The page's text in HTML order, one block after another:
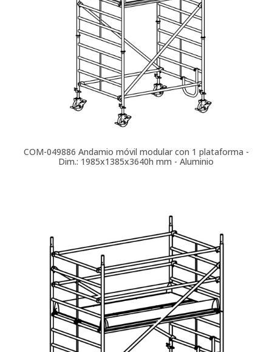
COM-049886 Andamio móvil modular con 1 plataforma -
Dim.: 1985x1385x3640h mm - Aluminio